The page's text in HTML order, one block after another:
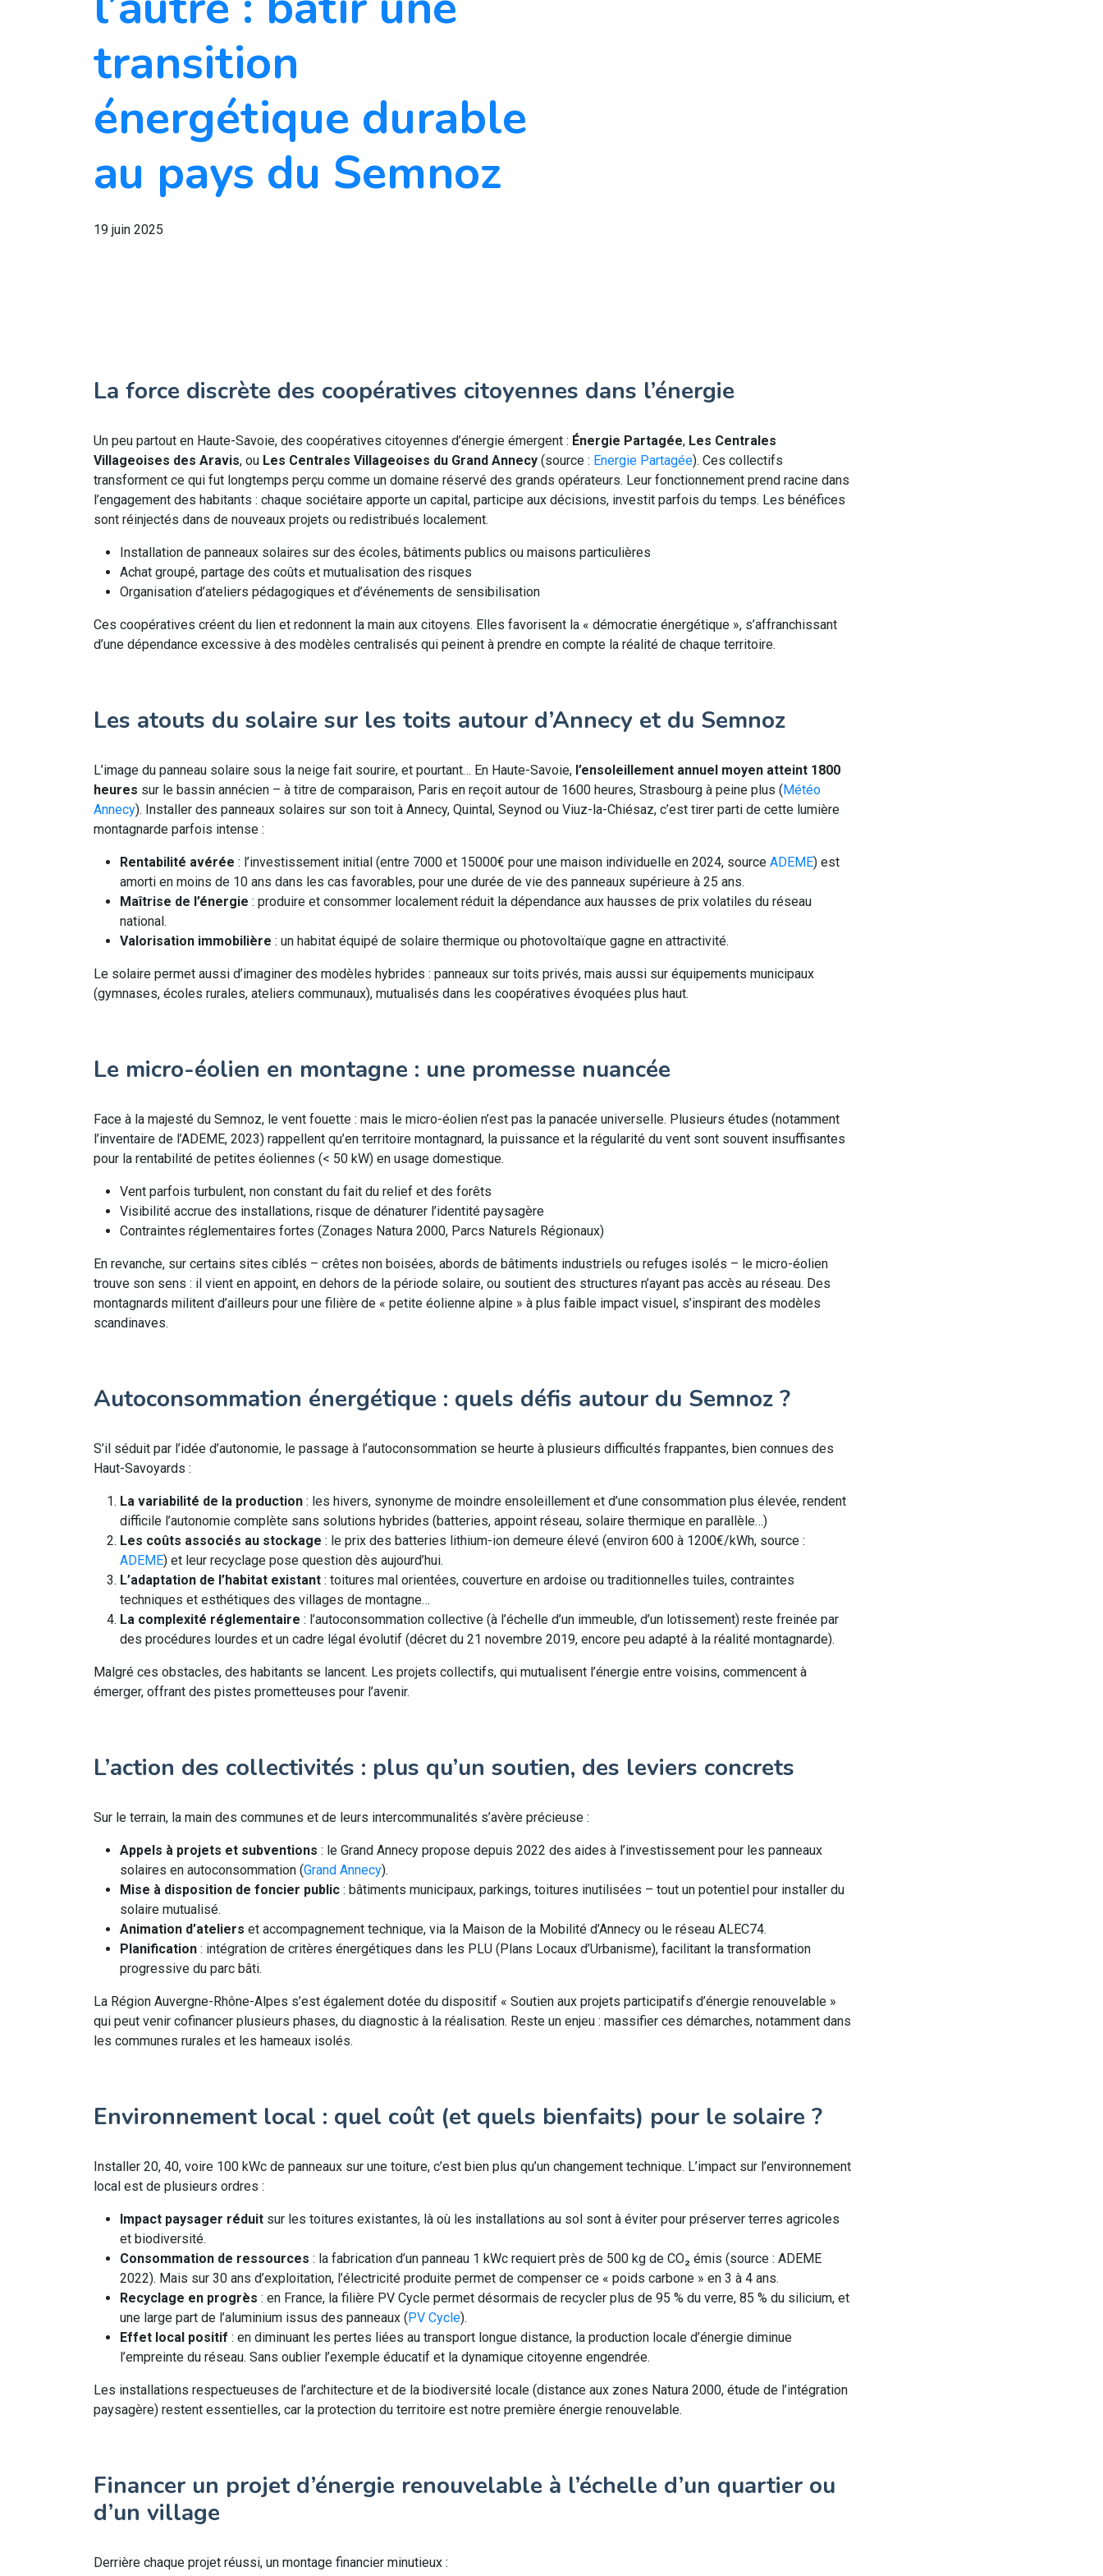
transition
énergétique durable
au pays du Semnoz
19 juin 2025
La force discrète des coopératives citoyennes dans l’énergie
Un peu partout en Haute-Savoie, des coopératives citoyennes d’énergie émergent : Énergie Partagée, Les Centrales
Villageoises des Aravis, ou Les Centrales Villageoises du Grand Annecy (source : Energie Partagée). Ces collectifs
transforment ce qui fut longtemps perçu comme un domaine réservé des grands opérateurs. Leur fonctionnement prend racine dans
l’engagement des habitants : chaque sociétaire apporte un capital, participe aux décisions, investit parfois du temps. Les bénéfices
sont réinjectés dans de nouveaux projets ou redistribués localement.
Installation de panneaux solaires sur des écoles, bâtiments publics ou maisons particulières
Achat groupé, partage des coûts et mutualisation des risques
Organisation d’ateliers pédagogiques et d’événements de sensibilisation
Ces coopératives créent du lien et redonnent la main aux citoyens. Elles favorisent la « démocratie énergétique », s’affranchissant
d’une dépendance excessive à des modèles centralisés qui peinent à prendre en compte la réalité de chaque territoire.
Les atouts du solaire sur les toits autour d’Annecy et du Semnoz
L’image du panneau solaire sous la neige fait sourire, et pourtant… En Haute-Savoie, l’ensoleillement annuel moyen atteint 1800
heures sur le bassin annécien – à titre de comparaison, Paris en reçoit autour de 1600 heures, Strasbourg à peine plus (Météo
Annecy). Installer des panneaux solaires sur son toit à Annecy, Quintal, Seynod ou Viuz-la-Chiésaz, c’est tirer parti de cette lumière
montagnarde parfois intense :
Rentabilité avérée : l’investissement initial (entre 7000 et 15000€ pour une maison individuelle en 2024, source ADEME) est
amorti en moins de 10 ans dans les cas favorables, pour une durée de vie des panneaux supérieure à 25 ans.
Maîtrise de l’énergie : produire et consommer localement réduit la dépendance aux hausses de prix volatiles du réseau
national.
Valorisation immobilière : un habitat équipé de solaire thermique ou photovoltaïque gagne en attractivité.
Le solaire permet aussi d’imaginer des modèles hybrides : panneaux sur toits privés, mais aussi sur équipements municipaux
(gymnases, écoles rurales, ateliers communaux), mutualisés dans les coopératives évoquées plus haut.
Le micro-éolien en montagne : une promesse nuancée
Face à la majesté du Semnoz, le vent fouette : mais le micro-éolien n’est pas la panacée universelle. Plusieurs études (notamment
l’inventaire de l’ADEME, 2023) rappellent qu’en territoire montagnard, la puissance et la régularité du vent sont souvent insuffisantes
pour la rentabilité de petites éoliennes (< 50 kW) en usage domestique.
Vent parfois turbulent, non constant du fait du relief et des forêts
Visibilité accrue des installations, risque de dénaturer l’identité paysagère
Contraintes réglementaires fortes (Zonages Natura 2000, Parcs Naturels Régionaux)
En revanche, sur certains sites ciblés – crêtes non boisées, abords de bâtiments industriels ou refuges isolés – le micro-éolien
trouve son sens : il vient en appoint, en dehors de la période solaire, ou soutient des structures n’ayant pas accès au réseau. Des
montagnards militent d’ailleurs pour une filière de « petite éolienne alpine » à plus faible impact visuel, s’inspirant des modèles
scandinaves.
Autoconsommation énergétique : quels défis autour du Semnoz ?
S’il séduit par l’idée d’autonomie, le passage à l’autoconsommation se heurte à plusieurs difficultés frappantes, bien connues des
Haut-Savoyards :
La variabilité de la production : les hivers, synonyme de moindre ensoleillement et d’une consommation plus élevée, rendent
difficile l’autonomie complète sans solutions hybrides (batteries, appoint réseau, solaire thermique en parallèle…)
Les coûts associés au stockage : le prix des batteries lithium-ion demeure élevé (environ 600 à 1200€/kWh, source :
ADEME) et leur recyclage pose question dès aujourd’hui.
L’adaptation de l’habitat existant : toitures mal orientées, couverture en ardoise ou traditionnelles tuiles, contraintes
techniques et esthétiques des villages de montagne…
La complexité réglementaire : l’autoconsommation collective (à l’échelle d’un immeuble, d’un lotissement) reste freinée par
des procédures lourdes et un cadre légal évolutif (décret du 21 novembre 2019, encore peu adapté à la réalité montagnarde).
Malgré ces obstacles, des habitants se lancent. Les projets collectifs, qui mutualisent l’énergie entre voisins, commencent à
émerger, offrant des pistes prometteuses pour l’avenir.
L’action des collectivités : plus qu’un soutien, des leviers concrets
Sur le terrain, la main des communes et de leurs intercommunalités s’avère précieuse :
Appels à projets et subventions : le Grand Annecy propose depuis 2022 des aides à l’investissement pour les panneaux
solaires en autoconsommation (Grand Annecy).
Mise à disposition de foncier public : bâtiments municipaux, parkings, toitures inutilisées – tout un potentiel pour installer du
solaire mutualisé.
Animation d’ateliers et accompagnement technique, via la Maison de la Mobilité d’Annecy ou le réseau ALEC74.
Planification : intégration de critères énergétiques dans les PLU (Plans Locaux d’Urbanisme), facilitant la transformation
progressive du parc bâti.
La Région Auvergne-Rhône-Alpes s’est également dotée du dispositif « Soutien aux projets participatifs d’énergie renouvelable »
qui peut venir cofinancer plusieurs phases, du diagnostic à la réalisation. Reste un enjeu : massifier ces démarches, notamment dans
les communes rurales et les hameaux isolés.
Environnement local : quel coût (et quels bienfaits) pour le solaire ?
Installer 20, 40, voire 100 kWc de panneaux sur une toiture, c’est bien plus qu’un changement technique. L’impact sur l’environnement
local est de plusieurs ordres :
Impact paysager réduit sur les toitures existantes, là où les installations au sol sont à éviter pour préserver terres agricoles
et biodiversité.
Consommation de ressources : la fabrication d’un panneau 1 kWc requiert près de 500 kg de CO₂ émis (source : ADEME
2022). Mais sur 30 ans d’exploitation, l’électricité produite permet de compenser ce « poids carbone » en 3 à 4 ans.
Recyclage en progrès : en France, la filière PV Cycle permet désormais de recycler plus de 95 % du verre, 85 % du silicium, et
une large part de l’aluminium issus des panneaux (PV Cycle).
Effet local positif : en diminuant les pertes liées au transport longue distance, la production locale d’énergie diminue
l’empreinte du réseau. Sans oublier l’exemple éducatif et la dynamique citoyenne engendrée.
Les installations respectueuses de l’architecture et de la biodiversité locale (distance aux zones Natura 2000, étude de l’intégration
paysagère) restent essentielles, car la protection du territoire est notre première énergie renouvelable.
Financer un projet d’énergie renouvelable à l’échelle d’un quartier ou
d’un village
Derrière chaque projet réussi, un montage financier minutieux :